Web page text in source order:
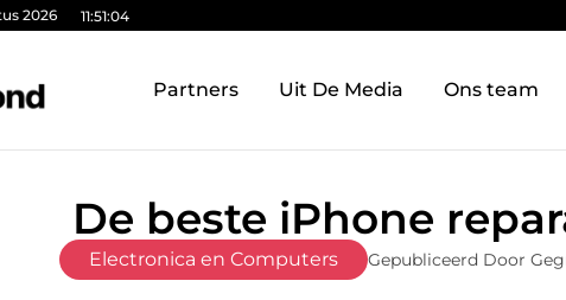
2026 11:51:05
Partners Uit De Media Ons team
De beste iPhone
Electronica en Computers Gepubliceerd Door